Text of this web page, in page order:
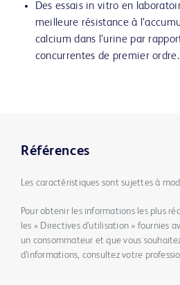
Des essais in vitro en
meilleure résistance à
calcium dans l’urine par
concurrentes de premier ordre.
Références
Les caractéristiques sont sujettes à
Pour obtenir les informations les plus
les « Directives d’utilisation » fournies
un consommateur et que vous
d’informations, consultez votre